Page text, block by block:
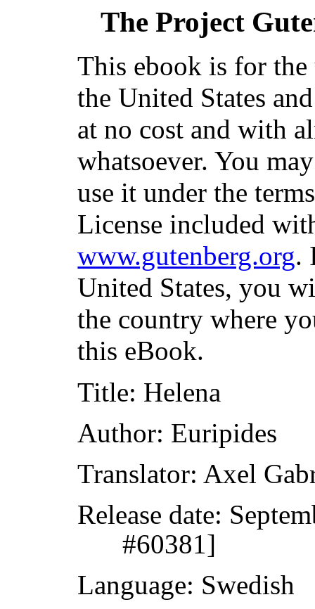
The Project
This ebook is for the
the United States
at no cost and with
whatsoever. You
use it under the
License included
www.gutenberg.org.
United States, you
the country where
this eBook.
Title: Helena
Author: Euripides
Translator: Axel
Release date:
#60381]
Language: Swedish